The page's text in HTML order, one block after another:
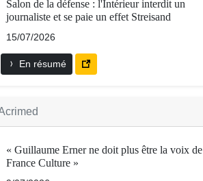
Salon de la défense : l'Intérieur interdit un
journaliste et se paie un effet Streisand
15/07/2026
En résumé
« Guillaume Erner ne doit plus être la voix de
France Culture »